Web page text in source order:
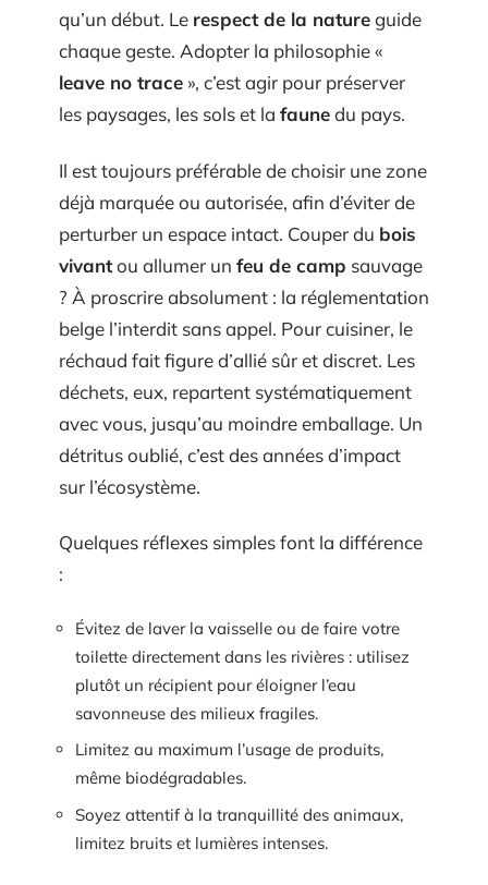
qu’un début. Le respect de la natureguide
chaque geste. Adopter la philosophie «
leave no trace », c’est agir pour préserver
les paysages, les sols et la faunedu pays.
Il est toujours préférable de choisir une zone
déjà marquée ou autorisée, afin d’éviter de
perturber un espace intact. Couper du bois
vivantou allumer un feu de camp sauvage
? À proscrire absolument : la réglementation
belge l’interdit sans appel. Pour cuisiner, le
réchaud fait figure d’allié sûr et discret. Les
déchets, eux, repartent systématiquement
avec vous, jusqu’au moindre emballage. Un
détritus oublié, c’est des années d’impact
sur l’écosystème.
Quelques réflexes simples font la différence
:
Évitez de laver la vaisselle ou de faire votre
toilette directement dans les rivières : utilisez
plutôt un récipient pour éloigner l’eau
savonneuse des milieux fragiles.
Limitez au maximum l’usage de produits,
même biodégradables.
Soyez attentif à la tranquillité des animaux,
limitez bruits et lumières intenses.